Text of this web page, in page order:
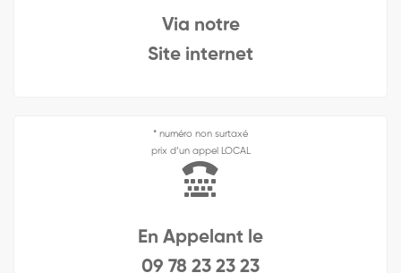
Via notre
Site internet
* numéro non surtaxé
prix d’un appel LOCAL
En Appelant le
09 78 23 23 23